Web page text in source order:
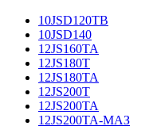
10JSD120TB
10JSD140
12JS160TA
12JS180T
12JS180TA
12JS200T
12JS200TA
12JS200TA-МАЗ